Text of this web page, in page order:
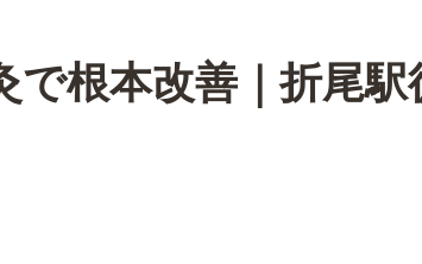
で根本改善｜折尾